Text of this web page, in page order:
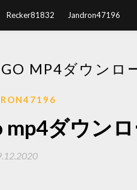
Recker81832 Jandron47196
MP4ダウンロ
ダウン